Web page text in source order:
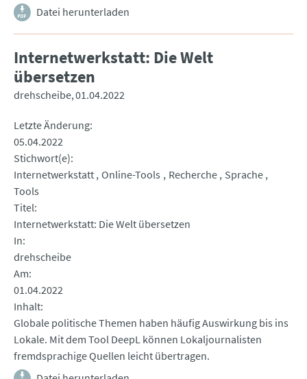
Datei herunterladen
Internetwerkstatt: Die Welt
übersetzen
drehscheibe 01.04.2022
Letzte Änderung
05.04.2022
Stichwort(e)
Internetwerkstatt Online-Tools Recherche Sprache
Tools
Titel
Internetwerkstatt: Die Welt übersetzen
In
drehscheibe
Am
01.04.2022
Inhalt
Globale politische Themen haben häufig Auswirkung bis ins
Lokale. Mit dem Tool DeepL können Lokaljournalisten
fremdsprachige Quellen leicht übertragen.